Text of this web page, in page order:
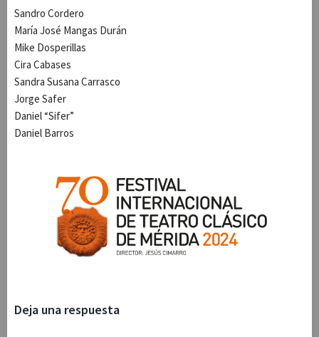
Sandro Cordero
María José Mangas Durán
Mike Dosperillas
Cira Cabases
Sandra Susana Carrasco
Jorge Safer
Daniel “Sifer”
Daniel Barros
Deja una respuesta